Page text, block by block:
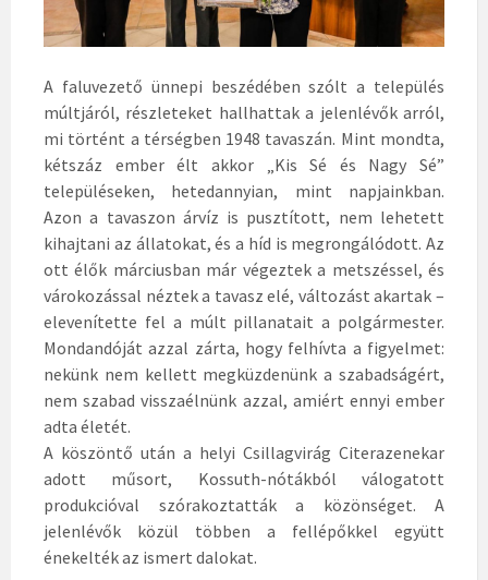
r
é
e
l
s
ő
d
s
z
p
o
l
g
r
a
,
d
r
A faluvezető ünnepi beszédében szólt a település
múltjáról, részleteket hallhattak a jelenlévők arról,
mi történt a térségben 1948 tavaszán. Mint mondta,
kétszáz ember élt akkor „Kis Sé és Nagy Sé”
településeken, hetedannyian, mint napjainkban.
Azon a tavaszon árvíz is pusztított, nem lehetett
kihajtani az állatokat, és a híd is megrongálódott. Az
ott élők márciusban már végeztek a metszéssel, és
várokozással néztek a tavasz elé, változást akartak –
elevenítette fel a múlt pillanatait a polgármester.
Mondandóját azzal zárta, hogy felhívta a figyelmet:
nekünk nem kellett megküzdenünk a szabadságért,
nem szabad visszaélnünk azzal, amiért ennyi ember
adta életét.
A köszöntő után a helyi Csillagvirág Citerazenekar
adott műsort, Kossuth-nótákból válogatott
produkcióval szórakoztatták a közönséget. A
jelenlévők közül többen a fellépőkkel együtt
énekelték az ismert dalokat.